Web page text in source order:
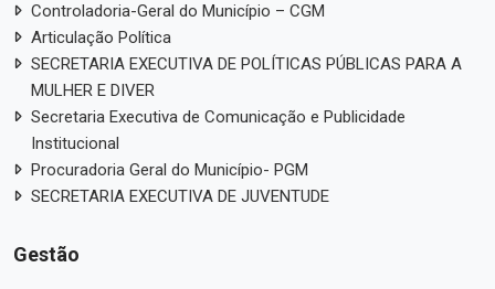
Controladoria-Geral do Município – CGM
Articulação Política
SECRETARIA EXECUTIVA DE POLÍTICAS PÚBLICAS PARA A
MULHER E DIVER
Secretaria Executiva de Comunicação e Publicidade
Institucional
Procuradoria Geral do Município- PGM
SECRETARIA EXECUTIVA DE JUVENTUDE
Gestão